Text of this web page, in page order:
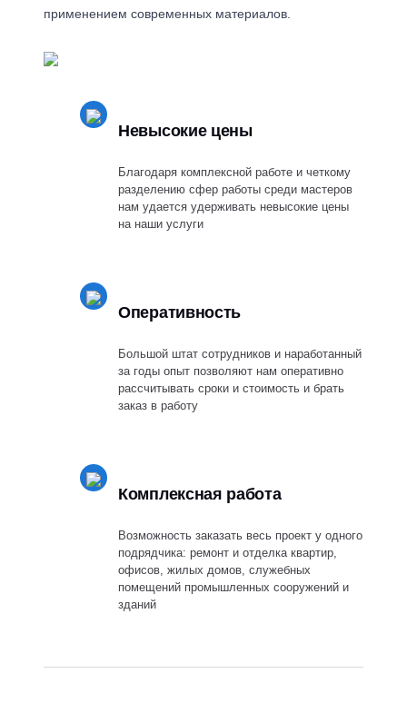
применением современных материалов.
Невысокие цены
Благодаря комплексной работе и четкому
разделению сфер работы среди мастеров
нам удается удерживать невысокие цены
на наши услуги
Оперативность
Большой штат сотрудников и наработанный
за годы опыт позволяют нам оперативно
рассчитывать сроки и стоимость и брать
заказ в работу
Комплексная работа
Возможность заказать весь проект у одного
подрядчика: ремонт и отделка квартир,
офисов, жилых домов, служебных
помещений промышленных сооружений и
зданий